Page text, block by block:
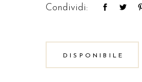
Condividi:
DISPONIBILE